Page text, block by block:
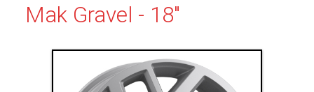
Mak Gravel - 18"